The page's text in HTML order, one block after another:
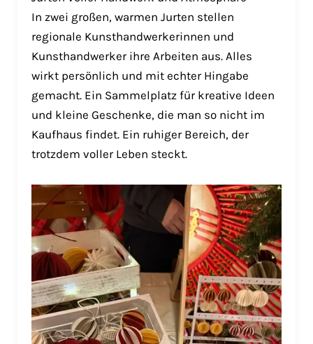
In zwei großen, warmen Jurten stellen
regionale Kunsthandwerkerinnen und
Kunsthandwerker ihre Arbeiten aus. Alles
wirkt persönlich und mit echter Hingabe
gemacht. Ein Sammelplatz für kreative Ideen
und kleine Geschenke, die man so nicht im
Kaufhaus findet. Ein ruhiger Bereich, der
trotzdem voller Leben steckt.